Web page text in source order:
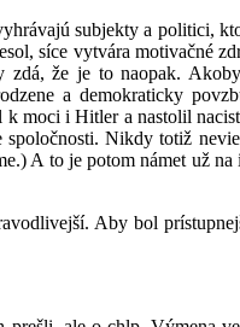
subjekty a politici,
síce vytvára motivačné
zdá, že je to naopak.
a demokraticky
moci i Hitler a nastolil
Nikdy totiž
A to je potom námet už
Aby bol